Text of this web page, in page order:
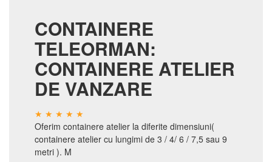
CONTAINERE
TELEORMAN:
CONTAINERE ATELIER
DE VANZARE
Oferim containere atelier la diferite dimensiuni(
containere atelier cu lungimi de 3 / 4/ 6 / 7,5 sau 9
metri ). M